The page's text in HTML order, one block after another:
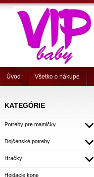
Úvod Všetko o nákupe
KATEGÓRIE
Potreby pre mamičky
Dojčenské potreby
Hračky
Hojdacie kone